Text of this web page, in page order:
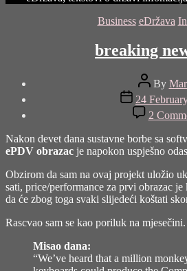
Business eDržava
breaking
Post
author
By
Post
date
24
2
Nakon devet dana sustavne borbe sa
ePDV obrazac je napokon uspješno
Obzirom da sam na ovaj projekt uložio
sati, price/performance za prvi obrazac
da će zbog toga svaki slijedeći koštati
Rascvao sam se kao poriluk na mjesečini.
Misao dana:
“We’ve heard that a million